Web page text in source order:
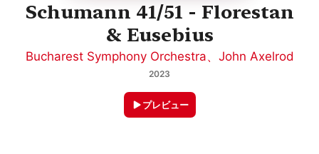
Schumann 41/51 - Florestan
& Eusebius
Bucharest Symphony Orchestra、 John Axelrod
2023
プレビュー